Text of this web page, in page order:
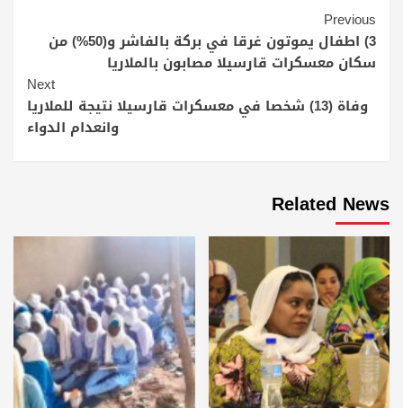
Continue
Reading
Previous
3) اطفال يموتون غرقا في بركة بالفاشر و(50%) من
سكان معسكرات قارسيلا مصابون بالملاريا
Next
وفاة (13) شخصا في معسكرات قارسيلا نتيجة للملاريا
وانعدام الدواء
Related News